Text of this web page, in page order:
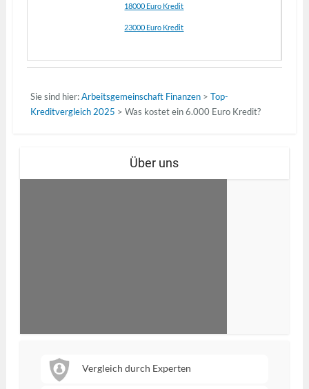
18000 Euro Kredit
23000 Euro Kredit
Sie sind hier: Arbeitsgemeinschaft Finanzen> Top-
Kreditvergleich 2025 > Was kostet ein 6.000 Euro Kredit?
Über uns
Vergleich durch Experten